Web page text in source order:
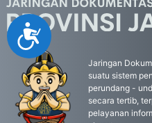
Accessibility
Jaringan
suatu sistem
perundang -
secara tertib,
pelayanan